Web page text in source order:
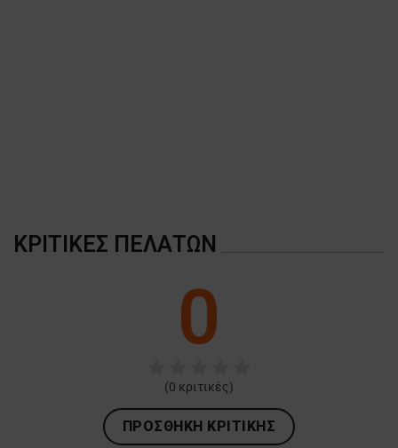
ΚΡΙΤΙΚΈΣ ΠΕΛΑΤΏΝ
0
(0 κριτικές)
ΠΡΟΣΘΉΚΗ ΚΡΙΤΙΚΉΣ